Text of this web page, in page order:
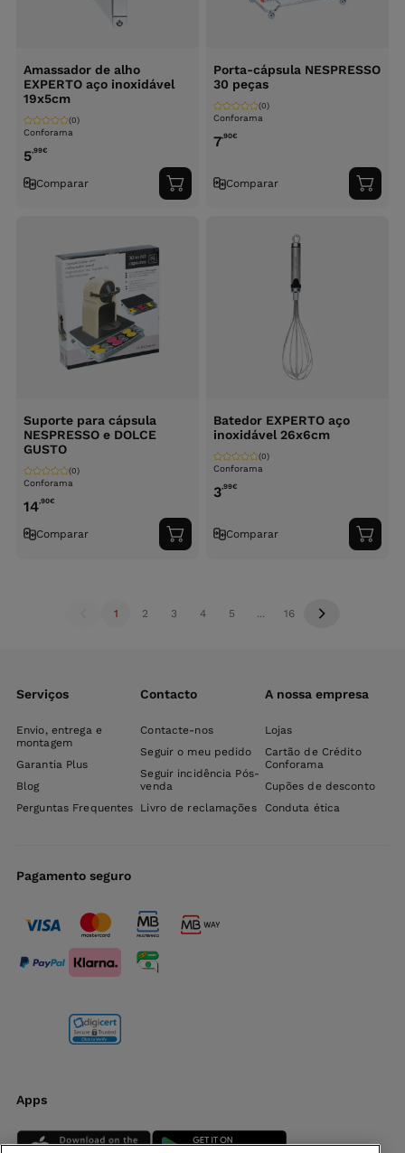
Amassador de alho
EXPERTO aço inoxidável
19x5cm
Conforama
(0)
5,99€
Comparar
Adicionar
ao
Porta-cápsula NESPRESSO
30 peças
Conforama
(0)
7,90€
Comparar
ao
Suporte para cápsula
NESPRESSO e DOLCE
GUSTO
Conforama
(0)
14,90€
Comparar
Adicionar
ao
Batedor EXPERTO aço
inoxidável 26x6cm
Conforama
(0)
3,99€
Comparar
ao
1 2 3 4 5 ... 16
Serviços
Envio, entrega e
montagem
Garantia Plus
Blog
Perguntas Frequentes
Contacto
Contacte-nos
Seguir o meu pedido
Seguir incidência Pós-
venda
Livro de reclamações
A nossa empresa
Lojas
Cartão de Crédito
Conforama
Cupões de desconto
Conduta ética
Pagamento seguro
Apps